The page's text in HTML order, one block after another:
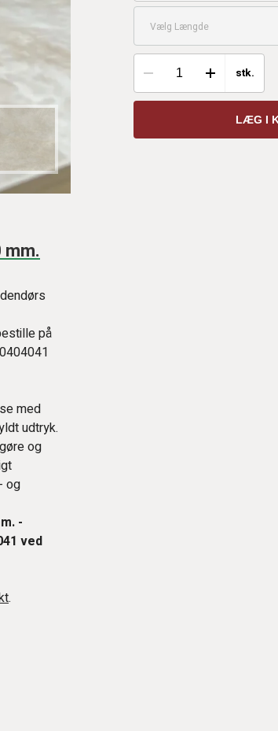
på
med
udtryk.
og
og
-
ved
.
Vælg Længde
stk.
LÆG I